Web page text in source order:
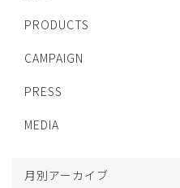
PRODUCTS
CAMPAIGN
PRESS
MEDIA
月別アーカイブ